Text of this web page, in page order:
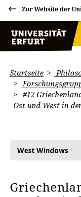
Zur Website der
Startseite
#12
Ost und West in
West Windows